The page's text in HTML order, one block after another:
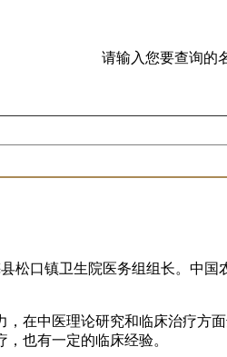
请输入您要查询的
松口镇卫生院医务组组长。中
，在中医理论研究和临床治疗方
也有一定的临床经验。